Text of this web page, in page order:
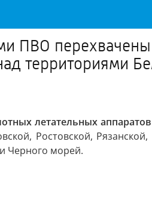
ПВО
территориями
летательных
Ростовской,
Черного морей.